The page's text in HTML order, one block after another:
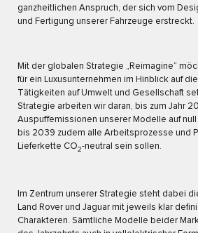
ganzheitlichen Anspruch, der sich vom
und Fertigung unserer Fahrzeuge erstreckt.
Mit der globalen Strategie „Reimagine“
für ein Luxusunternehmen im Hinblick auf
Tätigkeiten auf Umwelt und Gesellschaft
Strategie arbeiten wir daran, bis zum Jahr
Auspuffemissionen unserer Modelle auf
bis 2039 zudem alle Arbeitsprozesse und
Lieferkette CO2-neutral sein sollen.
Im Zentrum unserer Strategie steht dabei
Land Rover und Jaguar mit jeweils klar
Charakteren. Sämtliche Modelle beider